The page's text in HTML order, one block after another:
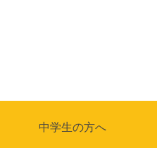
中学生の方へ